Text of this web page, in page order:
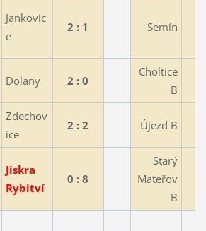
Jankovic
e
2 : 1 Semín
Dolany 2 : 0
Choltice
B
Zdechov
ice
2 : 2 Újezd B
Jiskra
Rybitví
0 : 8
Starý
Mateřov
B